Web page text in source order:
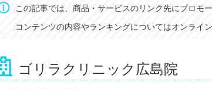
この記事では、商品・サービスのリンク先にプロモ
コンテンツの内容やランキングについてはオンライ
ゴリラクリニック広島院